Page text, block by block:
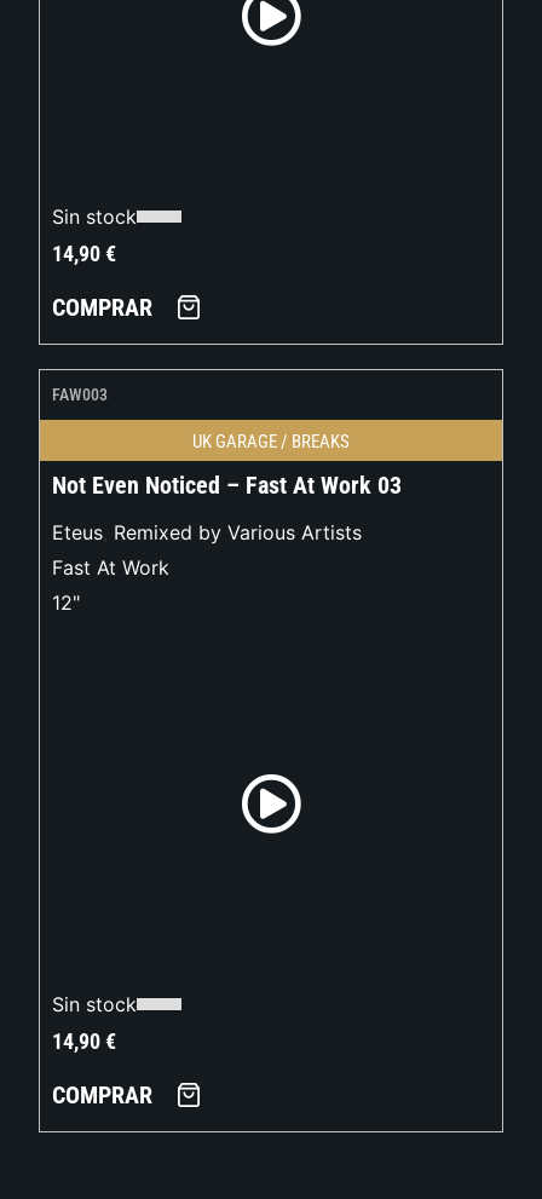
Sin stock
14,90€
COMPRAR
FAW003
UK GARAGE / BREAKS
Not Even Noticed – Fast At Work 03
Eteus, Remixed by Various Artists
Fast At Work
12"
Sin stock
14,90€
COMPRAR